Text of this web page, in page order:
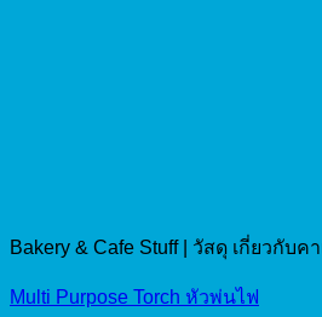
Bakery & Cafe Stuff | วัสดุ เกี่ยวกับค
Multi Purpose Torch หัวพ่นไฟ